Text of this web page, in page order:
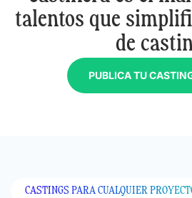
talentos que
de
PUBLICA TU
CASTINGS PARA CUALQUIER